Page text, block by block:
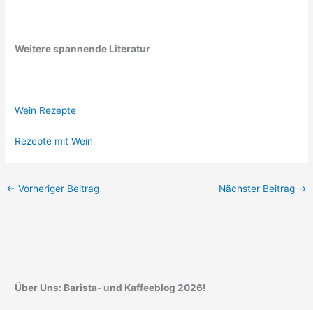
Weitere spannende Literatur
Wein Rezepte
Rezepte mit Wein
← Vorheriger Beitrag Nächster Beitrag →
Über Uns: Barista- und Kaffeeblog 2026!